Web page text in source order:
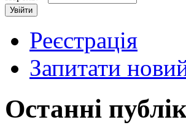
Реєстрація
Запитати
Останні